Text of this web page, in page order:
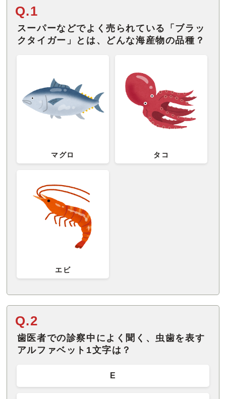
Q.1
スーパーなどでよく売られている「ブラッ
クタイガー」とは、どんな海産物の品種？
マグロ タコ
エビ
Q.2
歯医者での診察中によく聞く、虫歯を表す
アルファベット1文字は？
E